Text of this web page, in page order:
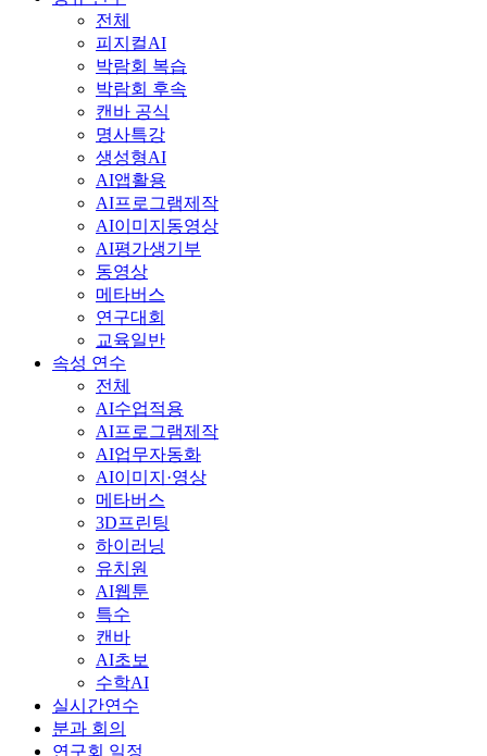
전체
피지컬AI
박람회 복습
박람회 후속
캔바 공식
명사특강
생성형AI
AI앱활용
AI프로그램제작
AI이미지동영상
AI평가생기부
동영상
메타버스
연구대회
교육일반
속성 연수
전체
AI수업적용
AI프로그램제작
AI업무자동화
AI이미지·영상
메타버스
3D프린팅
하이러닝
유치원
AI웹툰
특수
캔바
AI초보
수학AI
실시간연수
분과 회의
연구회 일정